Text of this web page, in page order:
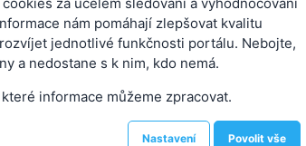
školou, Praha 9 -
a spol. ARTER -
stravování
nám pomáhají zlepšovat kvalitu
jednotlivé funkčnosti portálu. Nebojte,
a nedostane s k nim, kdo nemá.
informace můžeme zpracovat.
Nastavení Povolit vše